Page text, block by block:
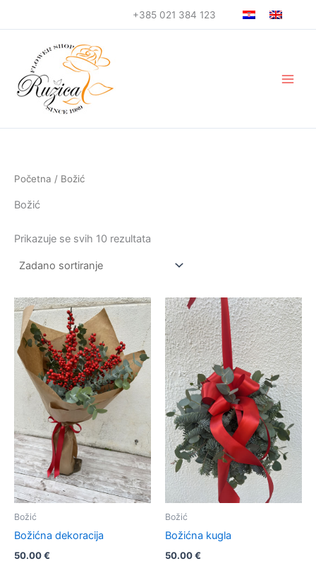
+385 021 384 123
Početna / Božić
Božić
Prikazuje se svih 10 rezultata
Božić
Božićna dekoracija
50.00€
Božić
Božićna kugla
50.00€